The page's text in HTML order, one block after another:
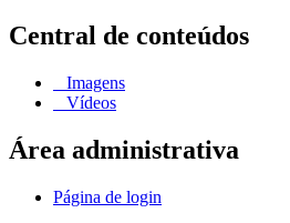
Central de conteúdos
Imagens
Vídeos
Área administrativa
Página de login